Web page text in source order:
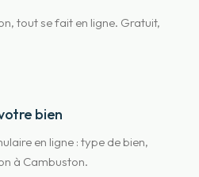
tout se fait en ligne. Gratuit,
bien
en ligne : type de bien,
à Cambuston.